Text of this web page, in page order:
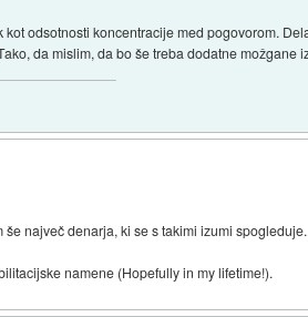
odsotnosti koncentracije med pogovorom.
da mislim, da bo še treba dodatne možgane
največ denarja, ki se s takimi izumi spogleduje.
namene (Hopefully in my lifetime!).